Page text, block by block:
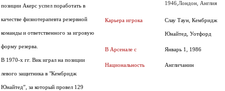
1946, Лондон, Англия
Карьера игрока Слау Таун, Кембридж
Юнайтед, Уотфорд
В Арсенале с Январь 1, 1986
Национальность Англичанин
позиции Акерс успел поработать в
качестве физиотерапевта резервной
команды и ответственного за игровую
форму резерва.
В 1970-х гг. Вик играл на позиции
левого защитника в "Кембридж
Юнайтед”, за который провел 129